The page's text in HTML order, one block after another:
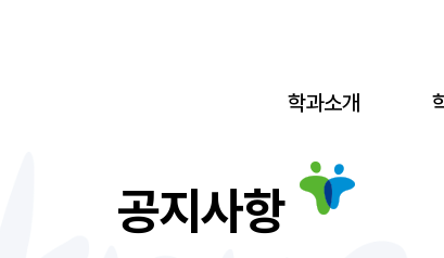
학과소개
공지사항